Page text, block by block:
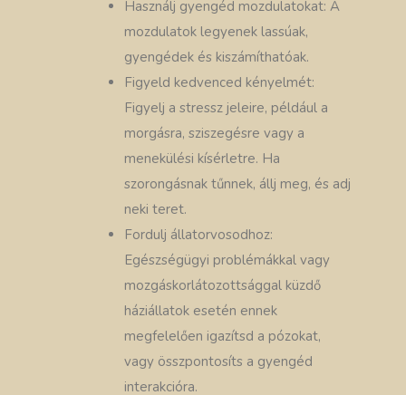
Használj gyengéd mozdulatokat: A
mozdulatok legyenek lassúak,
gyengédek és kiszámíthatóak.
Figyeld kedvenced kényelmét:
Figyelj a stressz jeleire, például a
morgásra, sziszegésre vagy a
menekülési kísérletre. Ha
szorongásnak tűnnek, állj meg, és adj
neki teret.
Fordulj állatorvosodhoz:
Egészségügyi problémákkal vagy
mozgáskorlátozottsággal küzdő
háziállatok esetén ennek
megfelelően igazítsd a pózokat,
vagy összpontosíts a gyengéd
interakcióra.